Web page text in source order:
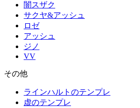
闇スザク
サクヤ&アッシュ
ロゼ
アッシュ
ジノ
VV
その他
ラインハルトのテンプレ
虚のテンプレ